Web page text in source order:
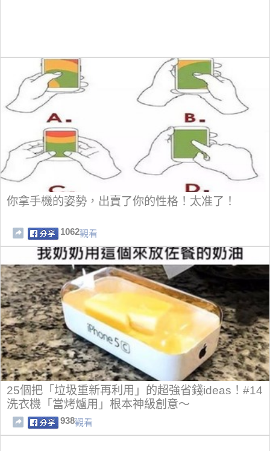
你拿手機的姿勢，出賣了你的性格！太准了！
1062觀看
25個把「垃圾重新再利用」的超強省錢ideas！#14
洗衣機「當烤爐用」根本神級創意～
938觀看